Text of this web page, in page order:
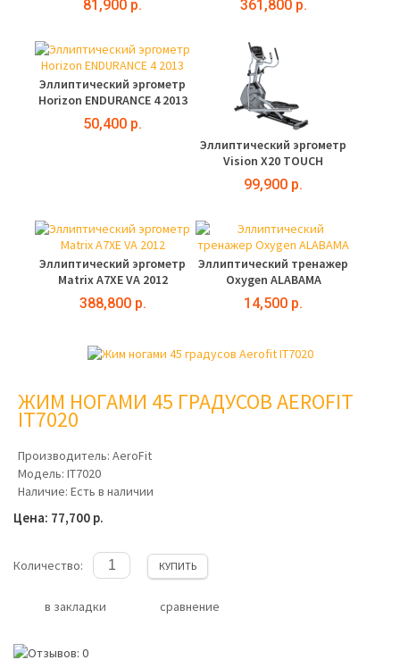
81,900 р. 361,800 р.
Эллиптический эргометр
Horizon ENDURANCE 4 2013
50,400 р.
Эллиптический эргометр
Vision X20 TOUCH
99,900 р.
Эллиптический эргометр
Matrix A7XE VA 2012
388,800 р.
Эллиптический тренажер
Oxygen ALABAMA
14,500 р.
ЖИМ НОГАМИ 45 ГРАДУСОВ AEROFIT
IT7020
Производитель: AeroFit
Модель: IT7020
Наличие: Есть в наличии
Цена: 77,700 р.
Количество: КУПИТЬ
в закладки сравнение